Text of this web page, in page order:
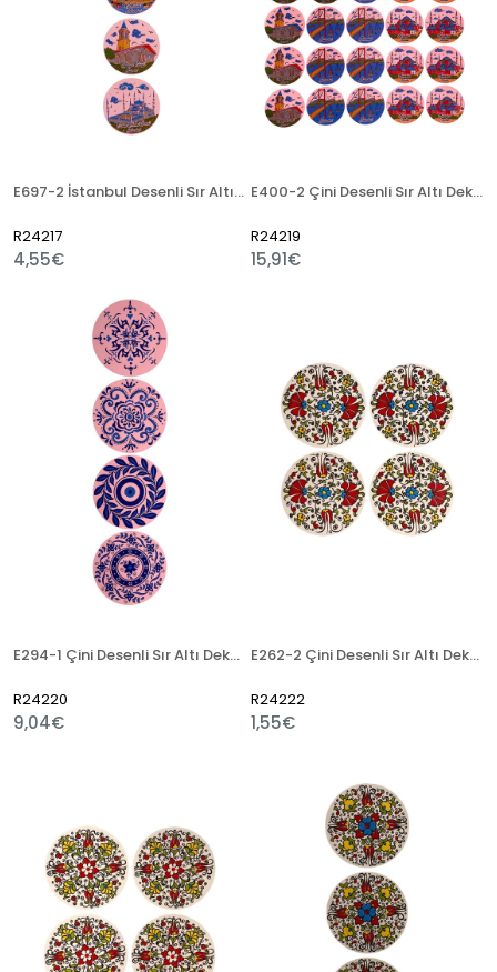
E697-2 İstanbul Desenli Sır Altı Dekal 10x50 cm
R24217
4,55€
E400-2 Çini Desenli Sır Altı Dekal 35x50 cm
R24219
15,91€
E294-1 Çini Desenli Sır Altı Dekal 16x62 cm
R24220
9,04€
E262-2 Çini Desenli Sır Altı Dekal 13x13 cm
R24222
1,55€